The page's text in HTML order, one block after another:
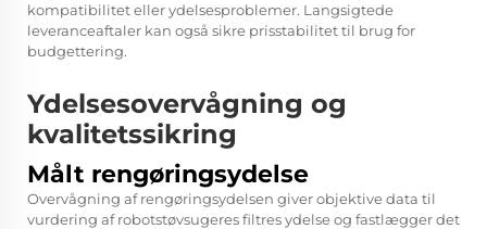
kompatibilitet eller ydelsesproblemer. Langsigtede
leveranceaftaler kan også sikre prisstabilitet til brug for
budgettering.
Ydelsesovervågning og
kvalitetssikring
Målt rengøringsydelse
Overvågning af rengøringsydelsen giver objektive data til
vurdering af robotstøvsugeres filtres ydelse og fastlægger det